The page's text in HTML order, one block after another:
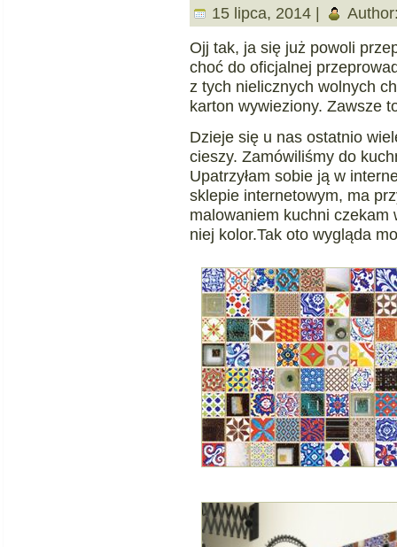
15 lipca, 2014 |
Ojj tak, ja się już powoli
choć do oficjalnej
z tych nielicznych wolnych
karton wywieziony. Zawsze
Dzieje się u nas ostatnio
cieszy. Zamówiliśmy do
Upatrzyłam sobie ją w
sklepie internetowym, ma
malowaniem kuchni czekam
niej kolor.Tak oto wygląda